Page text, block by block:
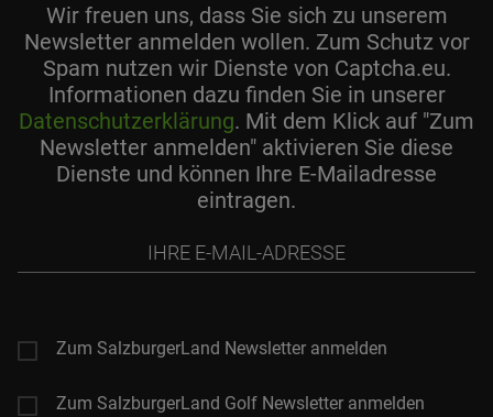
Wir freuen uns, dass Sie sich zu unserem
Newsletter anmelden wollen. Zum Schutz vor
Spam nutzen wir Dienste von Captcha.eu.
Informationen dazu finden Sie in unserer
Datenschutzerklärung. Mit dem Klick auf "Zum
Newsletter anmelden" aktivieren Sie diese
Dienste und können Ihre E-Mailadresse
eintragen.
Mail-
Zum SalzburgerLand Newsletter anmelden
Zum SalzburgerLand Golf Newsletter anmelden